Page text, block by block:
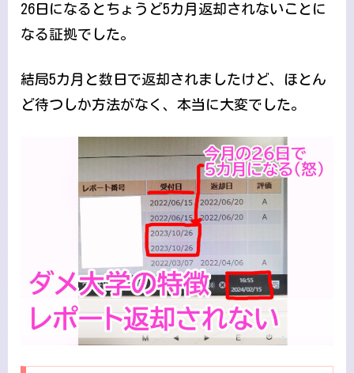
26日になるとちょうど5カ月返却されないことに
なる証拠でした。
結局5カ月と数日で返却されましたけど、ほとん
ど待つしか方法がなく、本当に大変でした。